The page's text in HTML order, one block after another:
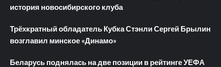
история новосибирского клуба
Трёхкратный обладатель Кубка Стэнли Сергей Брылин
возглавил минское «Динамо»
Беларусь поднялась на две позиции в рейтинге УЕФА